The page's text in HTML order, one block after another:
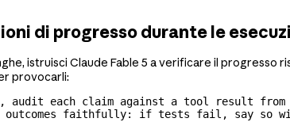
di progresso durante le
istruisci Claude Fable 5 a verificare il
provocarli:
audit each claim against a tool result
faithfully: if tests fail, say so